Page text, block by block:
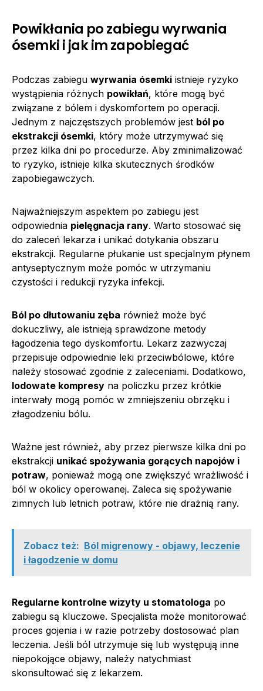
Powikłania po zabiegu wyrwania
ósemki i jak im zapobiegać
Podczas zabiegu wyrwania ósemki istnieje ryzyko
wystąpienia różnych powikłań, które mogą być
związane z bólem i dyskomfortem po operacji.
Jednym z najczęstszych problemów jest ból po
ekstrakcji ósemki, który może utrzymywać się
przez kilka dni po procedurze. Aby zminimalizować
to ryzyko, istnieje kilka skutecznych środków
zapobiegawczych.
Najważniejszym aspektem po zabiegu jest
odpowiednia pielęgnacja rany. Warto stosować się
do zaleceń lekarza i unikać dotykania obszaru
ekstrakcji. Regularne płukanie ust specjalnym płynem
antyseptycznym może pomóc w utrzymaniu
czystości i redukcji ryzyka infekcji.
Ból po dłutowaniu zęba również może być
dokuczliwy, ale istnieją sprawdzone metody
łagodzenia tego dyskomfortu. Lekarz zazwyczaj
przepisuje odpowiednie leki przeciwbólowe, które
należy stosować zgodnie z zaleceniami. Dodatkowo,
lodowate kompresy na policzku przez krótkie
interwały mogą pomóc w zmniejszeniu obrzęku i
złagodzeniu bólu.
Ważne jest również, aby przez pierwsze kilka dni po
ekstrakcji unikać spożywania gorących napojów i
potraw, ponieważ mogą one zwiększyć wrażliwość i
ból w okolicy operowanej. Zaleca się spożywanie
zimnych lub letnich potraw, które nie drażnią rany.
Zobacz też: Ból migrenowy - objawy, leczenie
i łagodzenie w domu
Regularne kontrolne wizyty u stomatologa po
zabiegu są kluczowe. Specjalista może monitorować
proces gojenia i w razie potrzeby dostosować plan
leczenia. Jeśli ból utrzymuje się lub występują inne
niepokojące objawy, należy natychmiast
skonsultować się z lekarzem.